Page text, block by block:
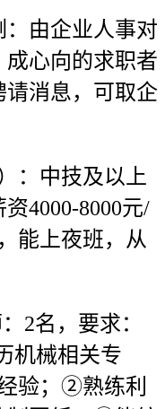
由企业人事对
心向的求职者
消息，可取企
中技及以上
4000-8000元/
能上夜班，从
名，要求：
机械相关专
验；②熟练利